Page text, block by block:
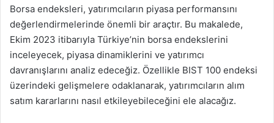
Borsa endeksleri, yatırımcıların piyasa performansını
değerlendirmelerinde önemli bir araçtır. Bu makalede,
Ekim 2023 itibarıyla Türkiye’nin borsa endekslerini
inceleyecek, piyasa dinamiklerini ve yatırımcı
davranışlarını analiz edeceğiz. Özellikle BIST 100 endeksi
üzerindeki gelişmelere odaklanarak, yatırımcıların alım
satım kararlarını nasıl etkileyebileceğini ele alacağız.